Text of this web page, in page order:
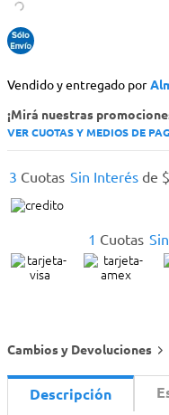
Vendido y entregado por
¡Mirá nuestras
VER CUOTAS Y MEDIOS DE
1 Cuotas
3 Cuotas Sin Interés de $
Cambios y Devoluciones
Descripción